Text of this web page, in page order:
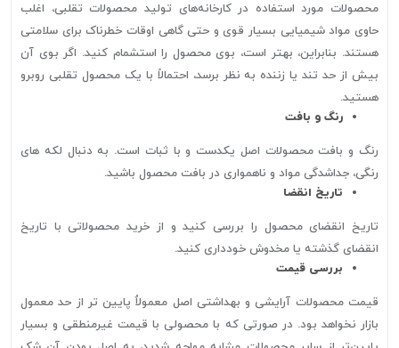
محصولات مورد استفاده در کارخانه‌های تولید محصولات تقلبی، اغلب
حاوی مواد شیمیایی بسیار قوی و حتی گاهی اوقات خطرناک برای سلامتی
هستند. بنابراین، بهتر است، بوی محصول را استشمام کنید. اگر بوی آن
بیش از حد تند یا زننده به نظر برسد، احتمالاً با یک محصول تقلبی روبرو
هستید.
رنگ و بافت
رنگ و بافت محصولات اصل یکدست و با ثبات است. به دنبال لکه های
رنگی، جداشدگی مواد و ناهمواری در بافت محصول باشید.
تاریخ انقضا
تاریخ انقضای محصول را بررسی کنید و از خرید محصولاتی با تاریخ
انقضای گذشته یا مخدوش خودداری کنید.
بررسی قیمت
قیمت محصولات آرایشی و بهداشتی اصل معمولاٌ پایین تر از حد معمول
بازار نخواهد بود. در صورتی که با محصولی با قیمت غیرمنطقی و بسیار